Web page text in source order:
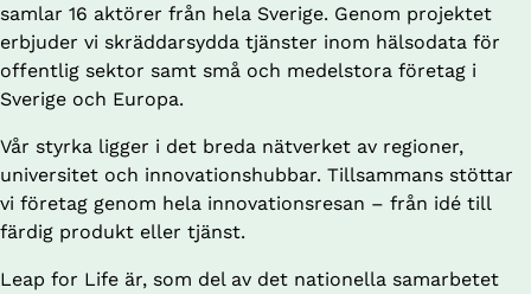
samlar 16 aktörer från hela Sverige. Genom projektet
erbjuder vi skräddarsydda tjänster inom hälsodata för
offentlig sektor samt små och medelstora företag i
Sverige och Europa.
Vår styrka ligger i det breda nätverket av regioner,
universitet och innovationshubbar. Tillsammans stöttar
vi företag genom hela innovationsresan – från idé till
färdig produkt eller tjänst.
Leap for Life är, som del av det nationella samarbetet